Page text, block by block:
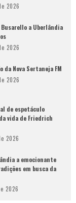
2026
a Uberlândia
2026
da Nova Sertaneja FM
2026
de espetáculo
vida de Friedrich
2026
a emocionante
em busca da
2026